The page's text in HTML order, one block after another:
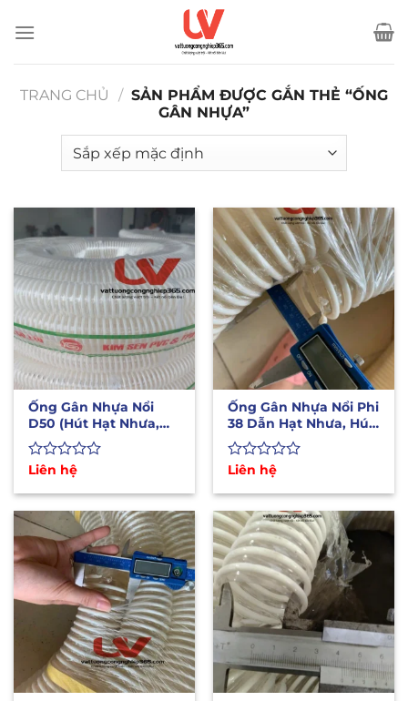
qua
TRANG CHỦ
/ SẢN PHẨM ĐƯỢC GẮN THẺ “ỐNG
GÂN NHỰA”
Ống Gân Nhựa Nổi
D50 (Hút Hạt Nhưa,
Chân Không, Hút
Liệu)
Được
hạng
0
5
sao
Liên hệ
Ống Gân Nhựa Nổi Phi
38 Dẫn Hạt Nhưa, Hút
Chân Không
Được
hạng
0
5
sao
Liên hệ